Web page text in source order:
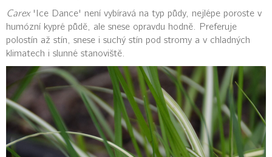
Carex'Ice Dance' není vybíravá na typ půdy, nejlépe poroste v
humózní kypré půdě, ale snese opravdu hodně. Preferuje
polostín až stín, snese i suchý stín pod stromy a v chladných
klimatech i slunné stanoviště.